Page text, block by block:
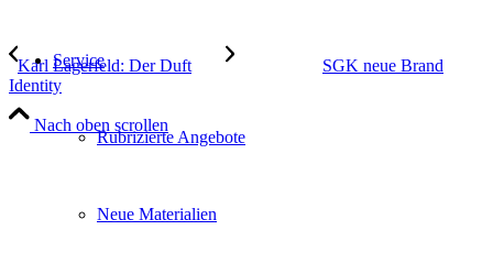
Service
Rubrizierte Angebote
Neue Materialien
Karl Lagerfeld: Der Duft
SGK neue Brand
Identity
Nach oben scrollen